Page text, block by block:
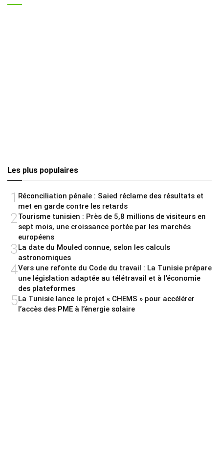
Les plus populaires
1 Réconciliation pénale : Saied réclame des résultats et
met en garde contre les retards
2Tourisme tunisien : Près de 5,8 millions de visiteurs en
sept mois, une croissance portée par les marchés
européens
3 La date du Mouled connue, selon les calculs
astronomiques
4Vers une refonte du Code du travail : La Tunisie prépare
une législation adaptée au télétravail et à l’économie
des plateformes
5La Tunisie lance le projet « CHEMS » pour accélérer
l’accès des PME à l’énergie solaire